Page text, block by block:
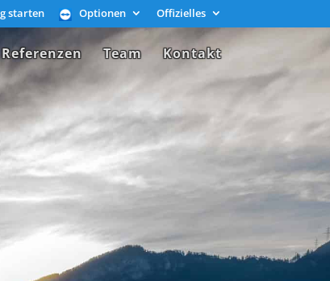
starten Optionen Offizielles
Referenzen Team Kontakt